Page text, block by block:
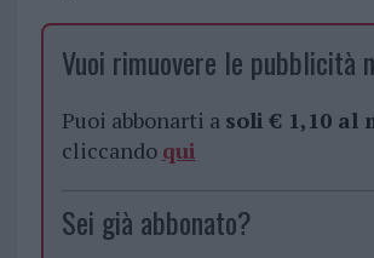
Vuoi rimuovere le pubblicità
Puoi abbonarti a soli € 1,10 al
cliccando qui
Sei già abbonato?